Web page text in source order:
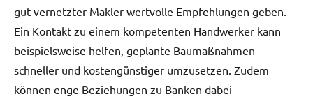
gut vernetzter Makler wertvolle Empfehlungen geben.
Ein Kontakt zu einem kompetenten Handwerker kann
beispielsweise helfen, geplante Baumaßnahmen
schneller und kostengünstiger umzusetzen. Zudem
können enge Beziehungen zu Banken dabei